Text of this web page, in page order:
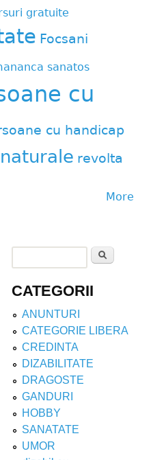
gratuite
Focsani
sanatos
cu
cu handicap
revolta
More
Search form
CATEGORII
ANUNTURI
CATEGORIE LIBERA
CREDINTA
DIZABILITATE
DRAGOSTE
GANDURI
HOBBY
SANATATE
UMOR